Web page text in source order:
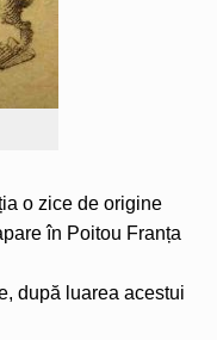
o zice de origine
în Poitou Franța
după luarea acestui